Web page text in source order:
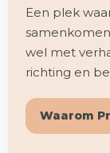
Een plek
wel met
richting en
Waarom